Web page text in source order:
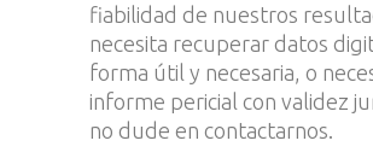
fiabilidad de nuestros
necesita recuperar datos
forma útil y necesaria, o
informe pericial con validez
no dude en contactarnos.